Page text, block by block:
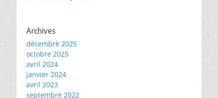
Archives
décembre 2025
octobre 2025
avril 2024
janvier 2024
avril 2023
septembre 2022